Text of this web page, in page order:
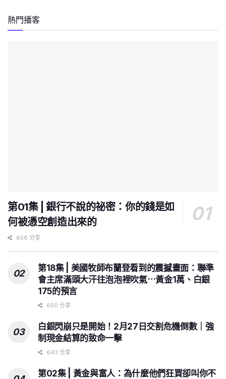
熱門播客
第01集 | 銀行不說的祕密：你的錢是如
何被憑空創造出來的
656 分享
第18集 | 美國牧師布蘭登看到的震撼畫面：聯準
會主席滿頭大汗往泡泡裡吹氣⋯黃金1萬、白銀
175的預言
650 分享
白銀閃崩只是開始！2月27日交割危機倒數｜強
制現金結算的致命一擊
643 分享
第02集 | 黃金與富人：為什麼他們狂買卻叫你不